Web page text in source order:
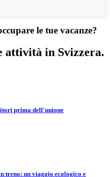
le tue vacanze?
attività in Svizzera.
prima dell'unione
treno: un viaggio ecologico e